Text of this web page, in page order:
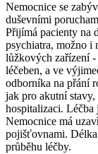
Nemocnice se
duševními
Přijímá pacienty na
psychiatra, možno i
lůžkových zařízení
léčeben, a ve
odborníka na přání
jak pro akutní
hospitalizaci. Léčba
Nemocnice má
pojišťovnami. Délka
průběhu léčby.